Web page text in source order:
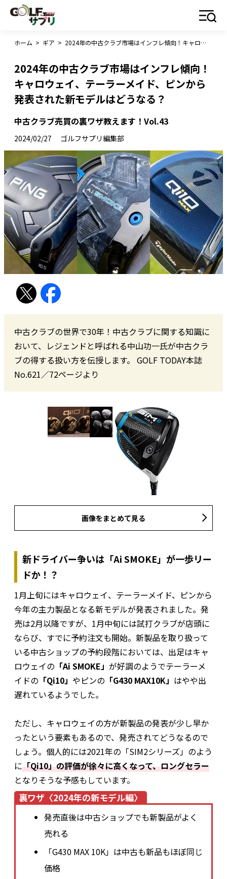
ホーム > ギア > 2024年の中古クラブ市場はインフレ傾向！キャロウェイ、テーラーメイド、ピンから発表された新モデルはどうなる？
2024年の中古クラブ市場はインフレ傾向！
キャロウェイ、テーラーメイド、ピンから
発表された新モデルはどうなる？
中古クラブ売買の裏ワザ教えます！Vol.43
2024/02/27 ゴルフサプリ編集部
中古クラブの世界で30年！中古クラブに関する知識に
おいて、レジェンドと呼ばれる中山功一氏が中古クラ
ブの得する扱い方を伝授します。 GOLF TODAY本誌
No.621／72ページより
画像をまとめて見る
新ドライバー争いは「Ai SMOKE」が一歩リー
ドか！？
1月上旬にはキャロウェイ、テーラーメイド、ピンから
今年の主力製品となる新モデルが発表されました。発
売は2月以降ですが、1月中旬には試打クラブが店頭に
ならび、すでに予約注文も開始。新製品を取り扱って
いる中古ショップの予約段階においては、出足はキャ
ロウェイの 「Ai SMOKE」 が好調のようでテーラーメ
イドの 「Qi10」 やピンの 「G430 MAX10K」 はやや出
遅れているようでした。
ただし、キャロウェイの方が新製品の発表が少し早か
ったという要素もあるので、発売されてどうなるので
しょう。個人的には2021年の「SIM2シリーズ」のよう
に「Qi10」の評価が徐々に高くなって、ロングセラー
となりそうな予感もしています。
裏ワザ〈2024年の新モデル編〉
発売直後は中古ショップでも新製品がよく
売れる
「G430 MAX 10K」は中古も新品もほぼ同じ
価格